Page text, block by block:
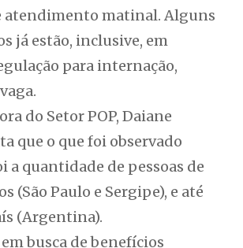
atendimento matinal. Alguns
já estão, inclusive, em
para internação,
do Setor POP, Daiane
que o que foi observado
a quantidade de pessoas de
(São Paulo e Sergipe), e até
(Argentina).
busca de benefícios